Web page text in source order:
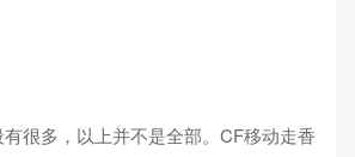
很多，以上并不是全部。CF移动走香